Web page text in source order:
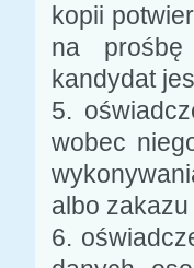
kopii
na prośbę
kandydat
5.
wobec
albo
6.